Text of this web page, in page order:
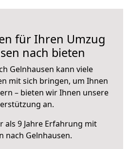
für Ihren Umzug
nach bieten
Gelnhausen kann viele
mit sich bringen, um Ihnen
– bieten wir Ihnen unsere
an.
als 9 Jahre Erfahrung mit
nach Gelnhausen.